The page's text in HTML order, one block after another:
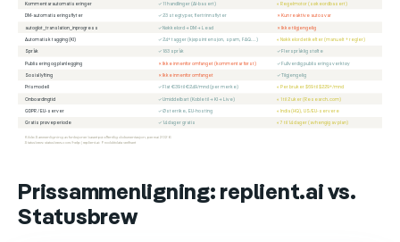
Kommentarautomatiseringer ✓ 11 handlinger (AI-basert)
◐ Regelmotor (søkeordbasert)
DM-automatiseringsflyter
✓ 23 stegtyper, flertrinnsflyter ✗ Kun reaktive autosvar
autoglot_translation_inprogress ✓ Nøkkelord → DM → Lead
✗ Ikke tilgjengelig
Automatisk tagging (KI)
✓ 24+ tagger (kjøpsintensjon, spam, FAQ...)
◐ Nøkkelordetiketter (manuelt + regler)
Språk
✓ 183 språk
✓ Flerspråklig støtte
Publisering og planlegging
✗ Ikke innenfor omfanget (kommentar først) ✓ Fullverdig publiseringsverktøy
Sosial lytting ✗ Ikke innenfor omfanget
✓ Tilgjengelig
Prismodell
✓ Flat €39 til €249/mnd (per merke) ◐ Per bruker $69 til $229+/mnd
Onboardingtid ✓ Umiddelbart (Koble til → KI → Live)
◐ 1 til 2 uker (Research.com)
GDPR / EU-server
✓ Østerrike, EU-hosting
◐ India (HQ), US/EU-servere
Gratis prøveperiode
✓ 14 dager gratis ◐ 7 til 14 dager (avhengig av plan)
Kilde: Sammenligning av funksjoner basert på offentlig dokumentasjon, per mai 2026
Statusbrew: statusbrew.com/help | replient.ai: Produktdata verifisert
Prissammenligning: replient.ai vs.
Statusbrew